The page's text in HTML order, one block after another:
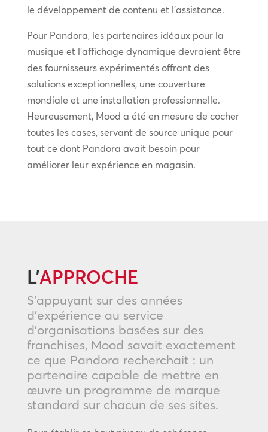
le développement de contenu et l’assistance.
Pour Pandora, les partenaires idéaux pour la
musique et l’affichage dynamique devraient être
des fournisseurs expérimentés offrant des
solutions exceptionnelles, une couverture
mondiale et une installation professionnelle.
Heureusement, Mood a été en mesure de cocher
toutes les cases, servant de source unique pour
tout ce dont Pandora avait besoin pour
améliorer leur expérience en magasin.
L’APPROCHE
S’appuyant sur des années
d’expérience au service
d’organisations basées sur des
franchises, Mood savait exactement
ce que Pandora recherchait : un
partenaire capable de mettre en
œuvre un programme de marque
standard sur chacun de ses sites.